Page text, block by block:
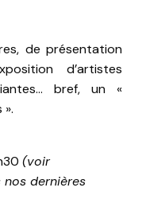
de présentation
d’artistes
bref, un «
(voir
dernières